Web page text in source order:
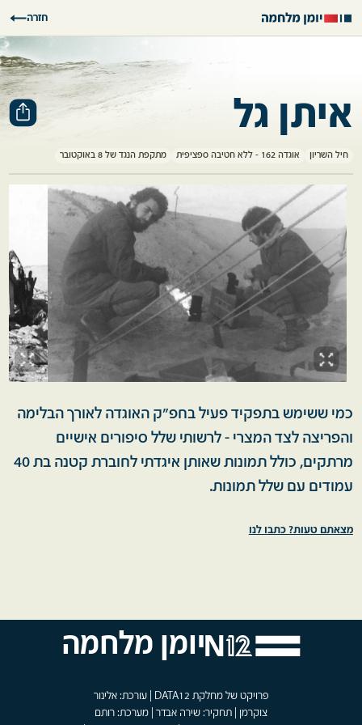
חזרה
איתן גל
חיל השריון אוגדה 162 - ללא חטיבה ספציפית מתקפת הנגד של 8 באוקטובר
כמי ששימש בתפקיד פעיל בחפ"ק האוגדה לאורך הבלימה
והפריצה לצד המצרי - לרשותי שלל סיפורים אישיים
מרתקים, כולל תמונות שאותן איגדתי לחוברת קטנה בת 40
עמודים עם שלל תמונות.
מצאתם טעות? כתבו לנו
יומן מלחמה
פרויקט של מחלקת DATA12 | עורכת: אלינור
צוקרמן | תחקיר: שירה אבדר | מערכת: רותם